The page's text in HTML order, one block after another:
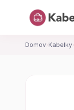
Domov› Kabelky›